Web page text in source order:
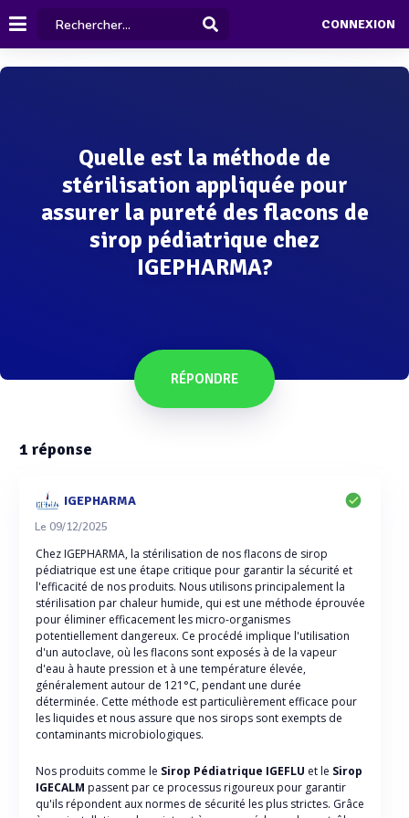
CONNEXION
Quelle est la méthode de
stérilisation appliquée pour
assurer la pureté des flacons de
sirop pédiatrique chez
IGEPHARMA?
RÉPONDRE
1 réponse
IGEPHARMA
Le 09/12/2025
Chez IGEPHARMA, la stérilisation de nos flacons de sirop
pédiatrique est une étape critique pour garantir la sécurité et
l'efficacité de nos produits. Nous utilisons principalement la
stérilisation par chaleur humide, qui est une méthode éprouvée
pour éliminer efficacement les micro-organismes
potentiellement dangereux. Ce procédé implique l'utilisation
d'un autoclave, où les flacons sont exposés à de la vapeur
d'eau à haute pression et à une température élevée,
généralement autour de 121°C, pendant une durée
déterminée. Cette méthode est particulièrement efficace pour
les liquides et nous assure que nos sirops sont exempts de
contaminants microbiologiques.
Nos produits comme le Sirop Pédiatrique IGEFLU et le Sirop
IGECALM passent par ce processus rigoureux pour garantir
qu'ils répondent aux normes de sécurité les plus strictes. Grâce